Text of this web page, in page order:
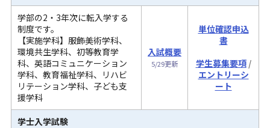
学部の2・3年次に転入学する
制度です。
【実施学科】服飾美術学科、
環境共生学科、初等教育学
科、英語コミュニケーション
学科、教育福祉学科、リハビ
リテーション学科、子ども支
援学科
入試概要
5/29更新
単位確認申込
書
学生募集要項/
エントリーシ
ート
学士入学試験